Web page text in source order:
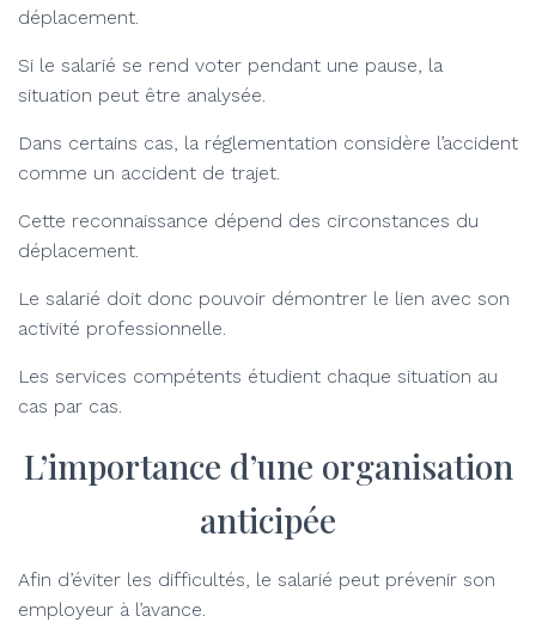
déplacement.
Si le salarié se rend voter pendant une pause, la
situation peut être analysée.
Dans certains cas, la réglementation considère l’accident
comme un accident de trajet.
Cette reconnaissance dépend des circonstances du
déplacement.
Le salarié doit donc pouvoir démontrer le lien avec son
activité professionnelle.
Les services compétents étudient chaque situation au
cas par cas.
L’importance d’une organisation
anticipée
Afin d’éviter les difficultés, le salarié peut prévenir son
employeur à l’avance.